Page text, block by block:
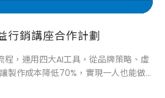
行銷講座合作計劃
程，運用四大AI工具，從品牌策略、虛
製作成本降低70%，實現一人也能做